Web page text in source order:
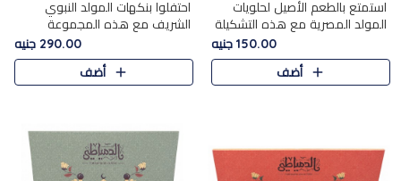
استمتع بالطعم الأصيل لحلويات
المولد المصرية مع هذه التشكيلة
المختارة بعناية من 9 قطع. تتضمن
التشكيلة جوزرية مع فول،ملبان
150.00 جنيه
أضف
احتفلوا بنكهات المولد النبوي
الشريف مع هذه المجموعة
الفاخرة المكونة من 19 قطعة،
والتي تم اختيارها بعناية فائقة لتُبرز
تشكيلة واسعة من الحلويات
290.00 جنيه
أضف